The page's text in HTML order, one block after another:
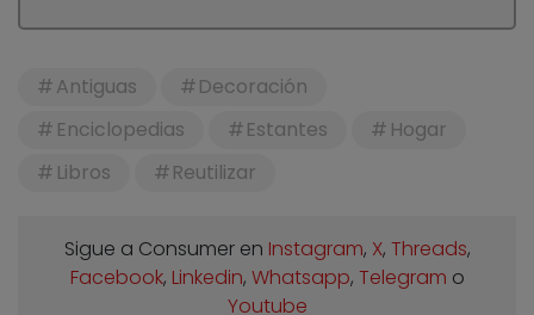
Antiguas
Decoración
Enciclopedias
Estantes
Hogar
Libros
Reutilizar
Sigue a Consumer en Instagram, X, Threads,
Facebook, Linkedin, Whatsapp, Telegram o
Youtube